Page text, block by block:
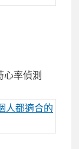
率偵測